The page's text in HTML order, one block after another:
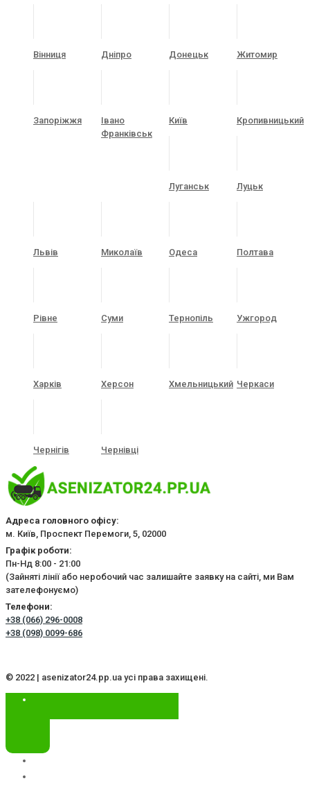
Вінниця Дніпро Донецьк Житомир
Запоріжжя
Івано
Франківськ
Київ Кропивницький
Луганськ Луцьк
Львів Миколаїв Одеса Полтава
Рівне Суми Тернопіль Ужгород
Харків Херсон Хмельницький Черкаси
Чернігів Чернівці
Адреса головного офісу:
м. Київ, Проспект Перемоги, 5, 02000
Графік роботи:
Пн-Нд 8:00 - 21:00
(Зайняті лінії або неробочий час залишайте заявку на сайті, ми Вам
зателефонуємо)
Телефони:
+38 (066) 296-0008
+38 (098) 0099-686
© 2022 | asenizator24.pp.ua усі права захищені.